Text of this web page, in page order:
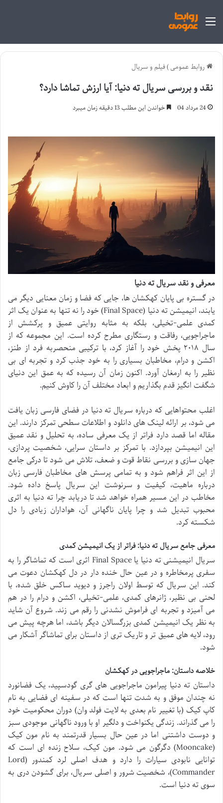
منو
روابط عمومی)فیلم و سریال
نقد و بررسی سریال ته دنیا: آیا ارزش تماشا دارد؟
24 مرداد 04 خواندن این مطلب 13 دقیقه زمان میبرد
معرفی و نقد سریال ته دنیا
در گستره بی پایان کهکشان ها، جایی که فضا و زمان معنایی دیگر می
یابند، انیمیشن ته دنیا (Final Space) خود را نه تنها به عنوان یک اثر
کمدی علمی-تخیلی، بلکه به مثابه روایتی عمیق و پرکشش از
ماجراجویی، رفاقت و رستگاری مطرح کرده است. این مجموعه که از
سال ۲۰۱۸ پخش خود را آغاز کرد، با ترکیبی منحصربه فرد از طنز،
اکشن و درام، مخاطبان بسیاری را به خود جذب کرد و تجربه ای بی
نظیر را به ارمغان آورد. اکنون زمان آن رسیده که به عمق این دنیای
شگفت انگیز قدم بگذاریم و ابعاد مختلف آن را کاوش کنیم.
اغلب محتواهایی که درباره سریال ته دنیا در فضای فارسی زبان یافت
می شود، بر ارائه لینک های دانلود و اطلاعات سطحی تمرکز دارند. این
مقاله اما قصد دارد فراتر از یک معرفی ساده، به تحلیل و نقد عمیق
این انیمیشن بپردازد. با تمرکز بر داستان سرایی، شخصیت پردازی،
جهان سازی و بررسی نقاط قوت و ضعف، تلاش می شود تا درکی جامع
از این اثر فراهم شود و به تمامی پرسش های مخاطبان فارسی زبان
درباره ماهیت، کیفیت و سرنوشت این سریال پاسخ داده شود.
مخاطب در این مسیر همراه خواهد شد تا دریابد چرا ته دنیا به اثری
محبوب تبدیل شد و چرا پایان ناگهانی آن، هواداران زیادی را دل
شکسته کرد.
معرفی جامع سریال ته دنیا: فراتر از یک انیمیشن کمدی
سریال انیمیشنی ته دنیا یا Final Space اثری است که تماشاگر را به
سفری پرمخاطره و در عین حال خنده دار در دل کهکشان دعوت می
کند. این سریال که توسط اولان راجرز و دیوید ساکس خلق شده، با
لحنی بی نظیر، ژانرهای کمدی، علمی-تخیلی، اکشن و درام را در هم
می آمیزد و تجربه ای فراموش نشدنی را رقم می زند. شروع آن شاید
به نظر یک انیمیشن کمدی بزرگسالان دیگر باشد، اما هرچه پیش می
رود، لایه های عمیق تر و تاریک تری از داستان برای تماشاگر آشکار می
شود.
خلاصه داستان: ماجراجویی در کهکشان
داستان ته دنیا پیرامون ماجراجویی های گری گودسپید، یک فضانورد
نه چندان موفق و به شدت تنها است که در سفینه ای فضایی به نام
کاپ کیک (با تغییر نام بعدی به لایت فولد وان) دوران محکومیت خود
را می گذراند. زندگی یکنواخت و دلگیر او با ورود ناگهانی موجودی سبز
و دوست داشتنی اما در عین حال بسیار قدرتمند به نام مون کیک
(Mooncake) دگرگون می شود. مون کیک، سلاح زنده ای است که
توانایی نابودی سیارات را دارد و هدف اصلی لرد کمندور (Lord
Commander)، شخصیت شرور و اصلی سریال، برای گشودن دری به
سوی ته دنیا است.